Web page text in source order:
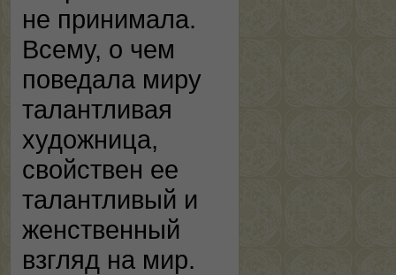
не принимала.
Всему, о чем
поведала миру
талантливая
художница,
свойствен ее
талантливый и
женственный
взгляд на мир.